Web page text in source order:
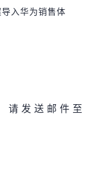
入华为销售体
请发送邮件至